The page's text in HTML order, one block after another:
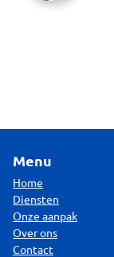
Menu
Home
Diensten
Onze aanpak
Over ons
Contact